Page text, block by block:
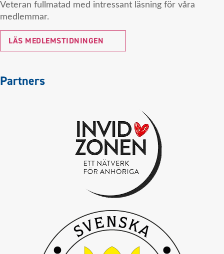
Veteran fullmatad med intressant läsning för våra
medlemmar.
LÄS MEDLEMSTIDNINGEN
Partners